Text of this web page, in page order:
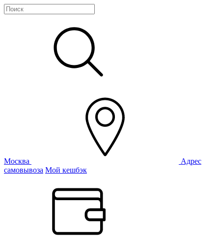
Москва
Адрес
самовывоза Мой кешбэк